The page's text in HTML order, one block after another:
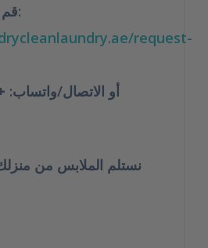
قم بالحجز عبر الموقع:
request-
أو الاتصال/واتساب:
نستلم الملابس من